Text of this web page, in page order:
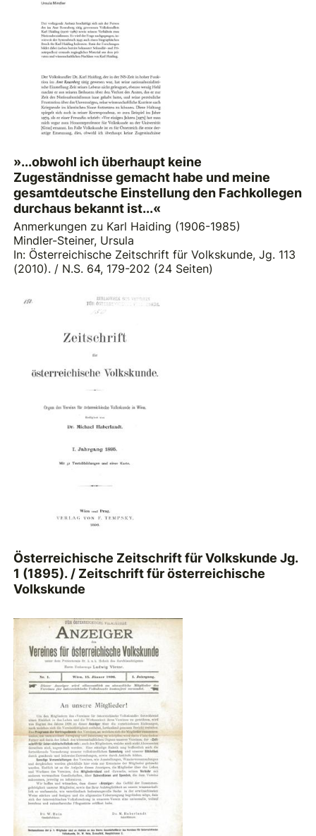
»...obwohl ich überhaupt keine
Zugeständnisse gemacht habe und meine
gesamtdeutsche Einstellung den Fachkollegen
durchaus bekannt ist...«
Anmerkungen zu Karl Haiding (1906-1985)
Mindler-Steiner, Ursula
In: Österreichische Zeitschrift für Volkskunde, Jg. 113
(2010). / N.S. 64, 179-202 (24 Seiten)
Österreichische Zeitschrift für Volkskunde Jg.
1 (1895). / Zeitschrift für österreichische
Volkskunde